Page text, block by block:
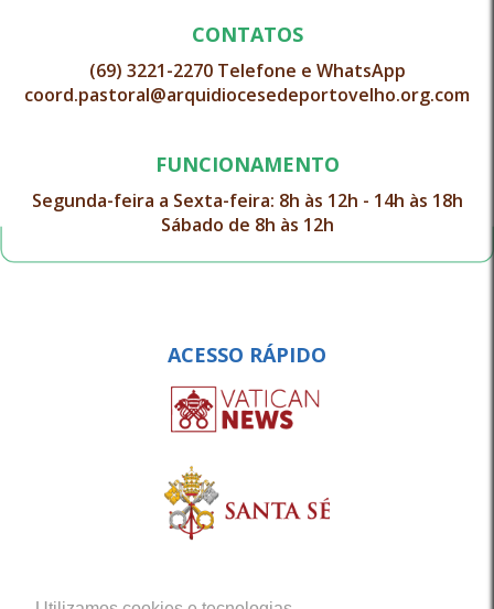
CONTATOS
(69) 3221-2270 Telefone e WhatsApp
coord.pastoral@arquidiocesedeportovelho.org.com
FUNCIONAMENTO
Segunda-feira a Sexta-feira: 8h às 12h - 14h às 18h
Sábado de 8h às 12h
ACESSO RÁPIDO